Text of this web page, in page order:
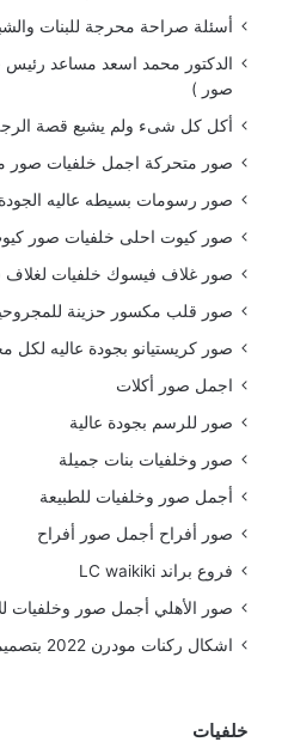
أسئلة صراحة محرجة للبنات والشباب
الدكتور محمد اسعد مساعد
صور )
أكل كل شىء ولم يشبع قصة
صور متحركة اجمل خلفيات صور
صور رسومات بسيطه عاليه الجودة
صور كيوت احلى خلفيات صور
صور غلاف فيسوك خلفيات لغلاف
صور قلب مكسور حزينة
صور كريستيانو بجودة عاليه لكل
اجمل صور أكلات
صور للرسم بجودة عالية
صور وخلفيات بنات جميلة
أجمل صور وخلفيات للطبيعة
صور أفراح أجمل صور أفراح
فروع براند LC waikiki
صور الأهلي أجمل صور وخلفيات
اشكال ركنات مودرن 2022 بتصميمات رائعة
خلفيات